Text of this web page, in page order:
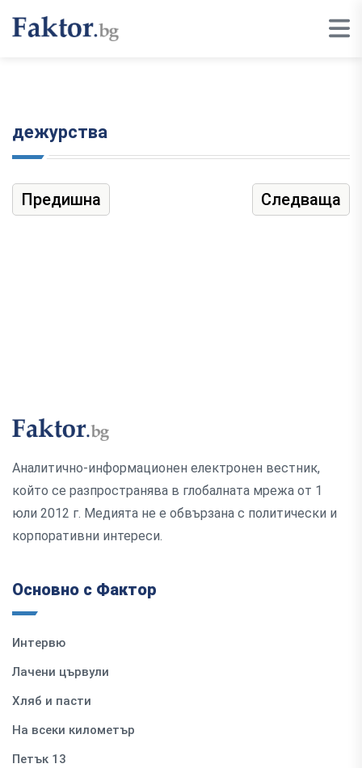
дежурства
Предишна Следваща
Аналитично-информационен електронен вестник,
който се разпространява в глобалната мрежа от 1
юли 2012 г. Медията не е обвързана с политически и
корпоративни интереси.
Основно с Фактор
Интервю
Лачени цървули
Хляб и пасти
На всеки километър
Петък 13